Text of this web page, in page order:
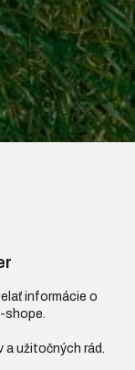
informácie o
shope.